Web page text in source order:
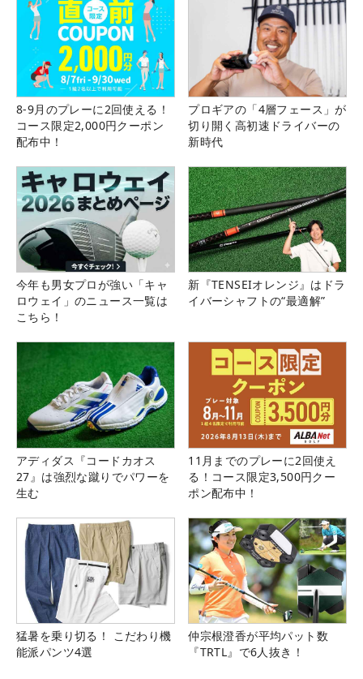
8-9月のプレーに2回使える！
コース限定2,000円クーポン
配布中！
プロギアの「4層フェース」が
切り開く高初速ドライバーの
新時代
今年も男女プロが強い「キャ
ロウェイ」のニュース一覧は
こちら！
新『TENSEIオレンジ』はドラ
イバーシャフトの“最適解”
アディダス『コードカオス
27』は強烈な蹴りでパワーを
生む
11月までのプレーに2回使え
る！コース限定3,500円クー
ポン配布中！
猛暑を乗り切る！ こだわり機
能派パンツ4選
仲宗根澄香が平均パット数
『TRTL』で6人抜き！